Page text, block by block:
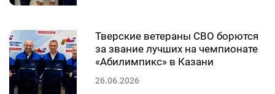
Тверские ветераны СВО борются
за звание лучших на чемпионате
«Абилимпикс» в Казани
26.06.2026